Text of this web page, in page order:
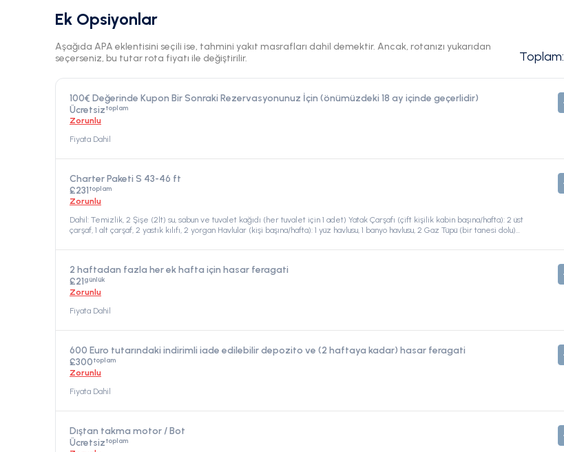
Ek Opsiyonlar
Aşağıda APA eklentisini seçili ise, tahmini yakıt masrafları dahil demektir. Ancak, rotanızı yukarıdan
seçerseniz, bu tutar rota fiyatı ile değiştirilir.
Toplam:
100€ Değerinde Kupon Bir Sonraki Rezervasyonunuz İçin (önümüzdeki 18 ay içinde geçerlidir)
Ücretsiztoplam
Zorunlu
Fiyata Dahil
Charter Paketi S 43-46 ft
£231toplam
Zorunlu
Dahil: Temizlik, 2 Şişe (2lt) su, sabun ve tuvalet kağıdı (her tuvalet için 1 adet) Yatak Çarşafı (çift kişilik kabin başına/hafta): 2 üst
çarşaf, 1 alt çarşaf, 2 yastık kılıfı, 2 yorgan Havlular (kişi başına/hafta): 1 yüz havlusu, 1 banyo havlusu, 2 Gaz Tüpü (bir tanesi dolu)
tüketimi, su doldurma ve dıştan takma benzin., Fiyata Dahil
2 haftadan fazla her ek hafta için hasar feragati
£21günlük
Zorunlu
Fiyata Dahil
600 Euro tutarındaki indirimli iade edilebilir depozito ve (2 haftaya kadar) hasar feragati
£300toplam
Zorunlu
Fiyata Dahil
Dıştan takma motor / Bot
Ücretsiztoplam